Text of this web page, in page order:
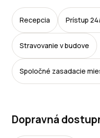
Recepcia Prístup
Stravovanie v budove
Spoločné zasadacie
Dopravná